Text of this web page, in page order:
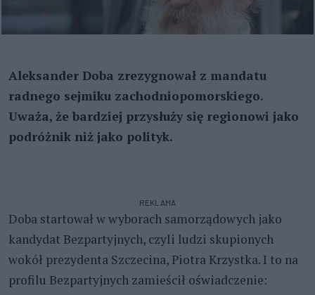
Aleksander Doba zrezygnował z mandatu
radnego sejmiku zachodniopomorskiego.
Uważa, że bardziej przysłuży się regionowi jako
podróżnik niż jako polityk.
REKLAMA
Doba startował w wyborach samorządowych jako
kandydat Bezpartyjnych, czyli ludzi skupionych
wokół prezydenta Szczecina, Piotra Krzystka. I to na
profilu Bezpartyjnych zamieścił oświadczenie: